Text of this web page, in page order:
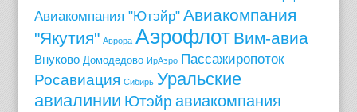
Авиакомпания "Ютэйр" Авиакомпания
"Якутия" Аврора Аэрофлот Вим-авиа
Внуково Домодедово ИрАэро Пассажиропоток
Росавиация Сибирь Уральские
авиалинии Ютэйр авиакомпания